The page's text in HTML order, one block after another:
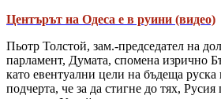
Центърът на Одеса е в руини (видео)
Пьотр Толстой, зам.-председател на
парламент, Думата, спомена изрично
като евентуални цели на бъдеща
подчерта, че за да стигне до тях, Русия